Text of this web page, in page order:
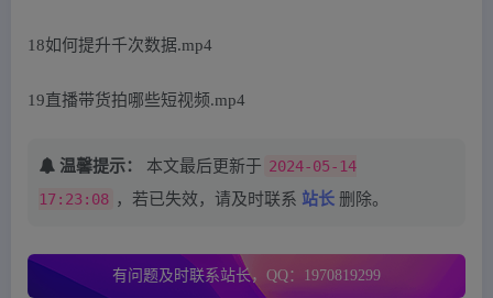
18如何提升千次数据.mp4
19直播带货拍哪些短视频.mp4
温馨提示： 本文最后更新于 2024-05-14
17:23:08 ，若已失效，请及时联系 站长 删除。
有问题及时联系站长，QQ：1970819299